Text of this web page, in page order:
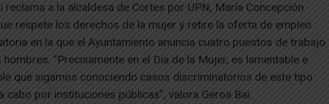
reclama a la alcaldesa de Cortes por UPN, María Concepción
respete los derechos de la mujer y retire la oferta de empleo
en la que el Ayuntamiento anuncia cuatro puestos de trabajo
“Precisamente en el Día de la Mujer, es lamentable e
que sigamos conociendo casos discriminatorios de este tipo
cabo por instituciones públicas”, valora Geroa Bai.